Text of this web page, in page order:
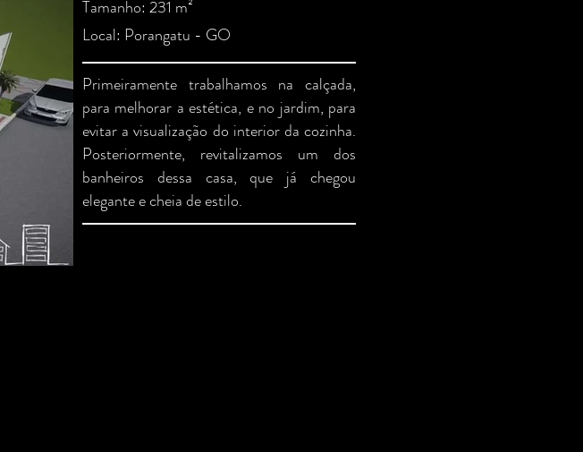
Tamanho: 231 m²
Local: Porangatu - GO
Primeiramente trabalhamos na calçada,
para melhorar a estética, e no jardim, para
evitar a visualização do interior da cozinha.
Posteriormente, revitalizamos um dos
banheiros dessa casa, que já chegou
elegante e cheia de estilo.